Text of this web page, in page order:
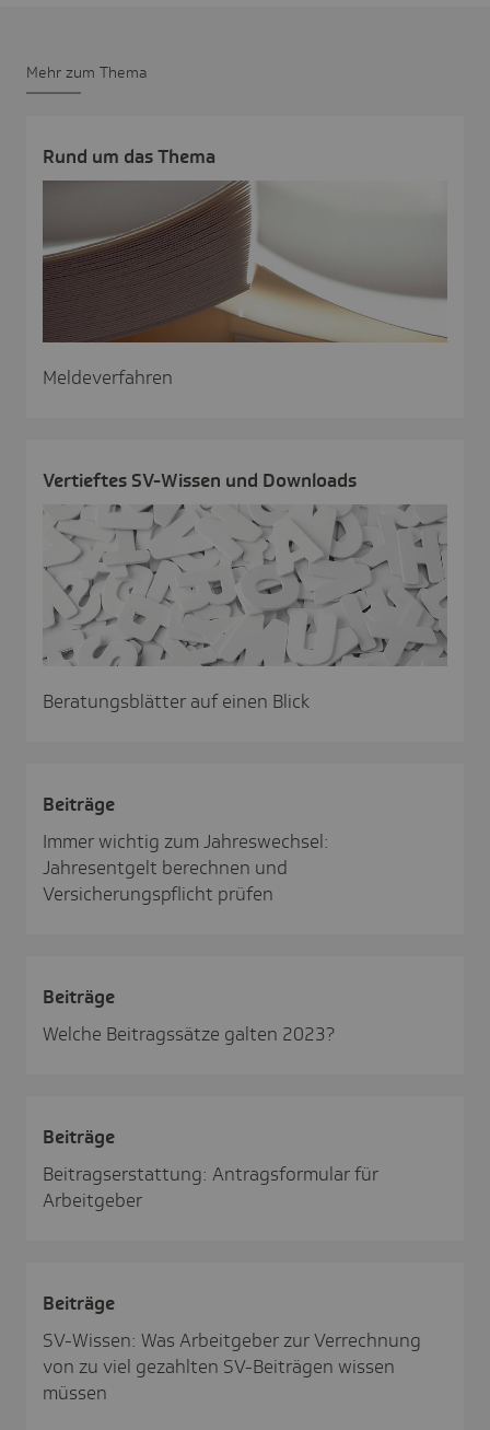
Mehr zum Thema
Rund um das Thema
Meldeverfahren
Vertieftes SV-Wissen und Down­loads
Beratungsblätter auf einen Blick
Beiträge
Immer wichtig zum Jahreswechsel:
Jahresentgelt berechnen und
Versicherungspflicht prüfen
Beiträge
Welche Beitragssätze galten 2023?
Beiträge
Beitragserstattung: Antragsformular für
Arbeitgeber
Beiträge
SV-Wissen: Was Arbeitgeber zur Verrechnung
von zu viel gezahlten SV-Beiträgen wissen
müssen